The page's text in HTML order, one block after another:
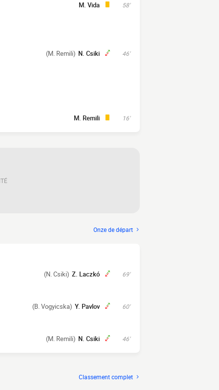
58'
M. Vida
46'
N. Csiki
(M. Remili)
16'
M. Remili
Onze de départ
69'
Z. Laczkó
(N. Csiki)
60'
Y. Pavlov
(B. Vogyicska)
46'
N. Csiki
(M. Remili)
Classement complet